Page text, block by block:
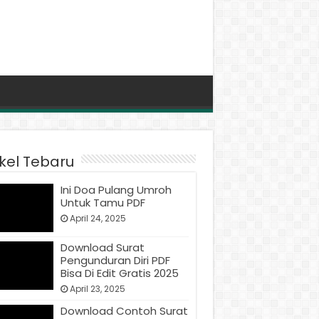
Tebaru
Ini Doa Pulang Umroh
Untuk Tamu PDF
April 24, 2025
Download Surat
Pengunduran Diri PDF
Bisa Di Edit Gratis 2025
April 23, 2025
Download Contoh Surat